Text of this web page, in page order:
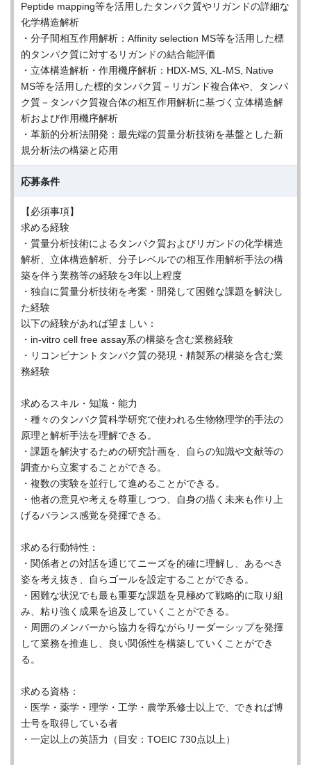
Peptide mapping等を活用したタンパク質やリガンドの詳細な
化学構造解析
・分子間相互作用解析：Affinity selection MS等を活用した標
的タンパク質に対するリガンドの結合能評価
・立体構造解析・作用機序解析：HDX-MS, XL-MS, Native
MS等を活用した標的タンパク質－リガンド複合体や、タンパ
ク質－タンパク質複合体の相互作用解析に基づく立体構造解
析および作用機序解析
・革新的分析法開発：最先端の質量分析技術を基盤とした新
規分析法の構築と応用
応募条件
【必須事項】
求める経験
・質量分析技術によるタンパク質およびリガンドの化学構造
解析、立体構造解析、分子レベルでの相互作用解析手法の構
築を伴う業務等の経験を3年以上程度
・独自に質量分析技術を考案・開発して困難な課題を解決し
た経験
以下の経験があれば望ましい：
・in-vitro cell free assay系の構築を含む業務経験
・リコンビナントタンパク質の発現・精製系の構築を含む業
務経験
求めるスキル・知識・能力
・種々のタンパク質科学研究で使われる生物物理学的手法の
原理と解析手法を理解できる。
・課題を解決するための研究計画を、自らの知識や文献等の
調査から立案することができる。
・複数の実験を並行して進めることができる。
・他者の意見や考えを尊重しつつ、自身の描く未来も作り上
げるバランス感覚を発揮できる。
求める行動特性：
・関係者との対話を通じてニーズを的確に理解し、あるべき
姿を考え抜き、自らゴールを設定することができる。
・困難な状況でも最も重要な課題を見極めて戦略的に取り組
み、粘り強く成果を追及していくことができる。
・周囲のメンバーから協力を得ながらリーダーシップを発揮
して業務を推進し、良い関係性を構築していくことができ
る。
求める資格：
・医学・薬学・理学・工学・農学系修士以上で、できれば博
士号を取得している者
・一定以上の英語力（目安：TOEIC 730点以上）